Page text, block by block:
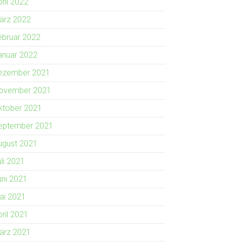
2022
2022
2022
2021
2021
2021
2021
2021
2021
2021
2021
2021
2021